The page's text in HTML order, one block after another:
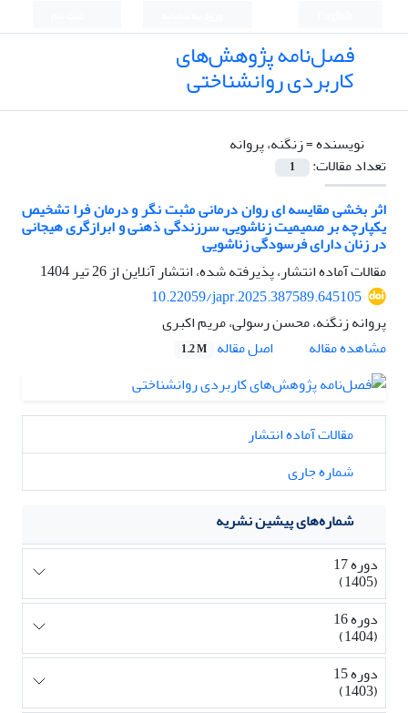
فصل‌نامه پژوهش‌های
کاربردی روانشناختی
نویسنده =زنگنه، پروانه
تعداد مقالات:
1
اثر بخشی مقایسه ای روان درمانی مثبت نگر و درمان فرا تشخیص
یکپارچه بر صمیمیت زناشویی، سرزندگی ذهنی و ابرازگری هیجانی
در زنان دارای فرسودگی زناشویی
مقالات آماده انتشار، پذیرفته شده، انتشار آنلاین از26 تیر 1404
10.22059/japr.2025.387589.645105
پروانه زنگنه، محسن رسولی، مریم اکبری
مشاهده مقاله
اصل مقاله 1.2 M
مقالات آماده انتشار
شماره جاری
شماره‌های پیشین نشریه
دوره 17
(1405)
دوره 16
(1404)
دوره 15
(1403)